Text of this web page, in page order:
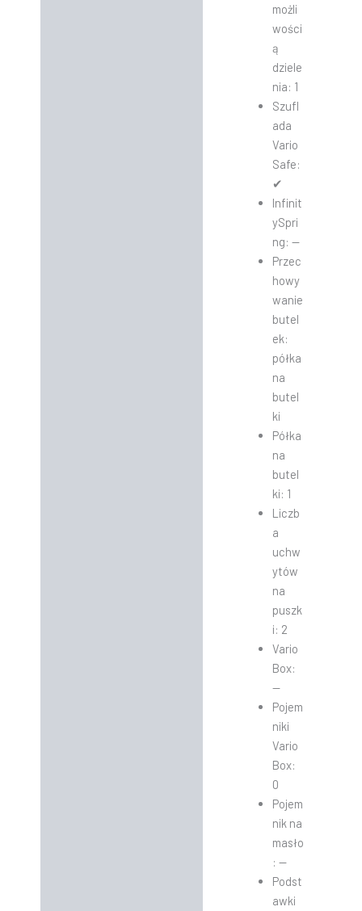
możli
wości
ą
dziele
nia: 1
Szufl
ada
Vario
Safe:
✔
Infinit
ySpri
ng: —
Przec
howy
wanie
butel
ek:
półka
na
butel
ki
Półka
na
butel
ki: 1
Liczb
a
uchw
ytów
na
puszk
i: 2
Vario
Box:
—
Pojem
niki
Vario
Box:
0
Pojem
nik na
masło
: —
Podst
awki